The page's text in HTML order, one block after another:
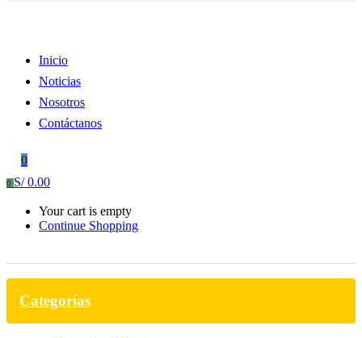
Inicio
Noticias
Nosotros
Contáctanos
0
0 S/0.00
Your cart is empty
Continue Shopping
Categorías